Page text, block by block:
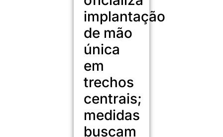
implantação
de mão
única
em
trechos
centrais;
medidas
buscam